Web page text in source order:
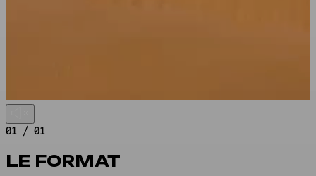
01 / 01
LE FORMAT